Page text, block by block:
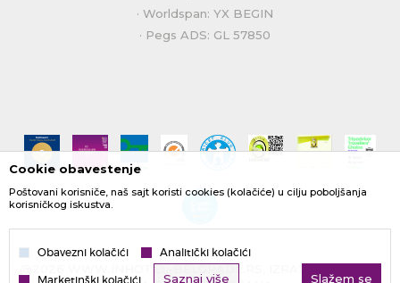
· Worldspan: YX BEGIN
· Pegs ADS: GL 57850
WWW.INHOTEL-BELGRADE.RS , IZRADANB SOFT.
Cookie obavestenje
Poštovani korisniče, naš sajt koristi cookies (kolačiće) u cilju poboljšanja
korisničkog iskustva.
Obavezni kolačići Analitički kolačići
Marketinški kolačići Saznaj više Slažem se